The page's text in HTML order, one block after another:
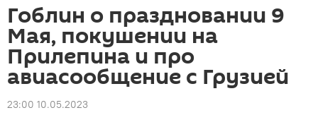
Гоблин о праздновании 9
Мая, покушении на
Прилепина и про
авиасообщение с Грузией
23:00 10.05.2023